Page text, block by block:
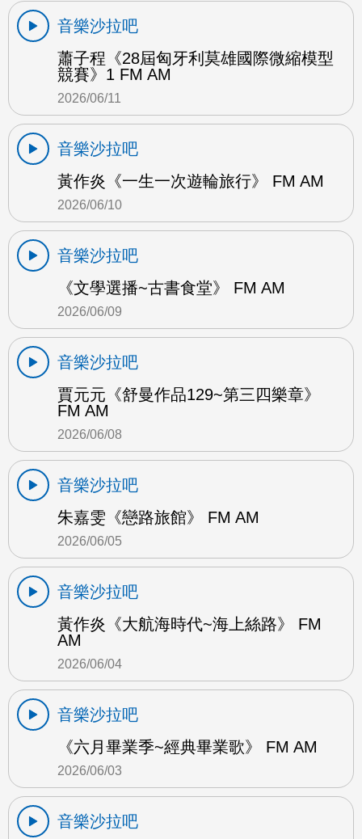
音樂沙拉吧
蕭子程《28屆匈牙利莫雄國際微縮模型
競賽》1 FM AM
2026/06/11
音樂沙拉吧
黃作炎《一生一次遊輪旅行》 FM AM
2026/06/10
音樂沙拉吧
《文學選播~古書食堂》 FM AM
2026/06/09
音樂沙拉吧
賈元元《舒曼作品129~第三四樂章》
FM AM
2026/06/08
音樂沙拉吧
朱嘉雯《戀路旅館》 FM AM
2026/06/05
音樂沙拉吧
黃作炎《大航海時代~海上絲路》 FM
AM
2026/06/04
音樂沙拉吧
《六月畢業季~經典畢業歌》 FM AM
2026/06/03
音樂沙拉吧